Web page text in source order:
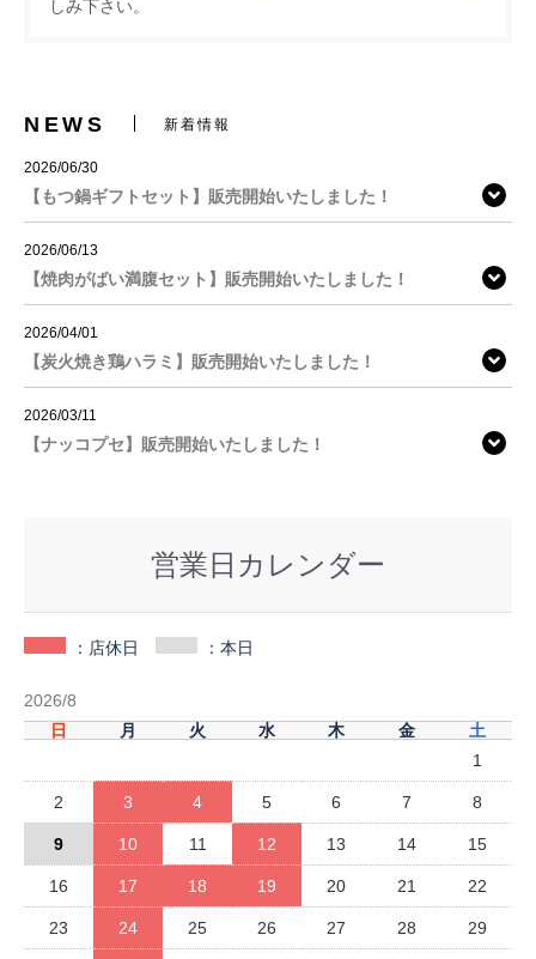
しみ下さい。
NEWS 新着情報
2026/06/30
【もつ鍋ギフトセット】販売開始いたしました！
2026/06/13
【焼肉がばい満腹セット】販売開始いたしました！
2026/04/01
【炭火焼き鶏ハラミ】販売開始いたしました！
2026/03/11
【ナッコプセ】販売開始いたしました！
営業日カレンダー
：店休日 ：本日
2026/8
日
月 火 水 木 金
土
1
2 3 4 5 6 7 8
9 10 11 12 13 14 15
16 17 18 19 20 21 22
23 24 25 26 27 28 29